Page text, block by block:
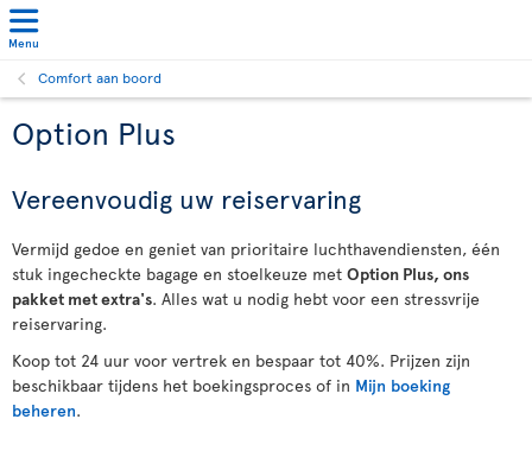
Menu
Comfort aan boord
Option Plus
Vereenvoudig uw reiservaring
Vermijd gedoe en geniet van prioritaire luchthavendiensten, één
stuk ingecheckte bagage en stoelkeuze met Option Plus, ons
pakket met extra's. Alles wat u nodig hebt voor een stressvrije
reiservaring.
Koop tot 24 uur voor vertrek en bespaar tot 40%. Prijzen zijn
beschikbaar tijdens het boekingsproces of in Mijn boeking
beheren.